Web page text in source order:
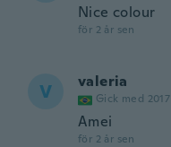
Nice colour
för 2 år sen
V valeria
Gick med 2017
Amei
för 2 år sen